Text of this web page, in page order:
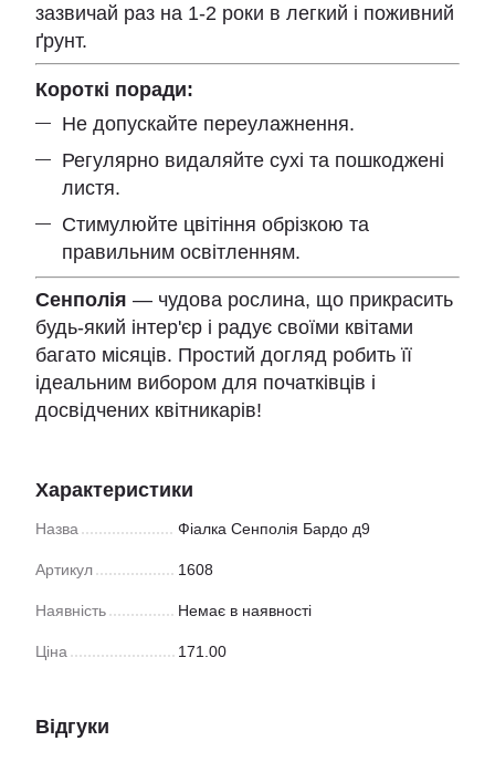
зазвичай раз на 1-2 роки в легкий і поживний
ґрунт.
Короткі поради:
Не допускайте переулажнення.
Регулярно видаляйте сухі та пошкоджені
листя.
Стимулюйте цвітіння обрізкою та
правильним освітленням.
Сенполія — чудова рослина, що прикрасить
будь-який інтер'єр і радує своїми квітами
багато місяців. Простий догляд робить її
ідеальним вибором для початківців і
досвідчених квітникарів!
Характеристики
Назва Фіалка Сенполія Бардо д9
Артикул 1608
Наявність Немає в наявності
Ціна 171.00
Відгуки